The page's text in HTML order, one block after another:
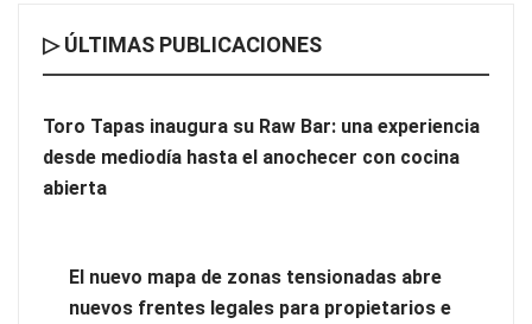
El nuevo mapa de zonas tensionadas abre nuevos frentes
La luz roja, el nuevo aftersun, actúa en la recuperación de la
piel después del sol
▷ ÚLTIMAS PUBLICACIONES
Toro Tapas inaugura su Raw Bar: una experiencia
desde mediodía hasta el anochecer con cocina
abierta
El nuevo mapa de zonas tensionadas abre
nuevos frentes legales para propietarios e